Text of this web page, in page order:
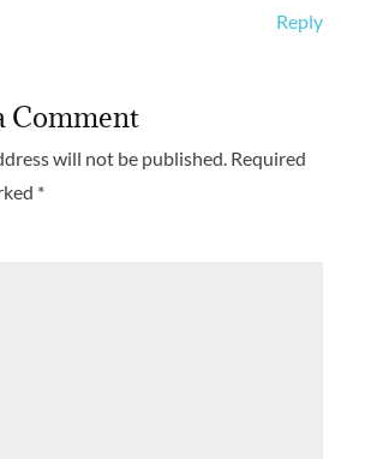
Reply
Comment
will not be published. Required
*